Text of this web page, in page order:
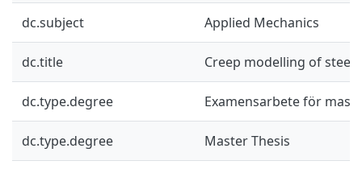
dc.subject Applied Mechanics
dc.title Creep modelling of steel
dc.type.degree Examensarbete för
dc.type.degree Master Thesis